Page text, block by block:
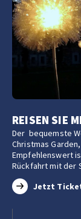
REISEN SIE
Der bequemste
Christmas
Empfehlenswert
Rückfahrt mit der
Jetzt